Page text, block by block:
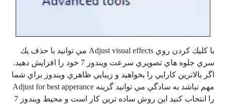
با كليك كردن روي Adjust visual effects مي توانيد با حذف يك
سري جلوه هاي تصويري سرعت ويندوز 7 خود را افزايش دهيد.
اگر بالاترين كارايي را بخواهيد و زيبايي ظاهري ويندوز براي شما
مهم نباشد به سادگي مي توانيد گزينه Adjust for best apperance
را انتخاب كنيد اين روش ساده ترين كار است و محيط ويندوز 7